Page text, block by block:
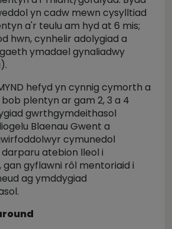
yn cadw mewn cysylltiad
a'r teulu am hyd at 6 mis;
hwn, cynhelir adolygiad a
ymadael gynaliadwy
hefyd yn cynnig cymorth a
plentyn ar gam 2, 3 a 4
gwrthgymdeithasol
Blaenau Gwent a
cymunedol
atebion lleol i
gyflawni rôl mentoriaid i
ag ymddygiad